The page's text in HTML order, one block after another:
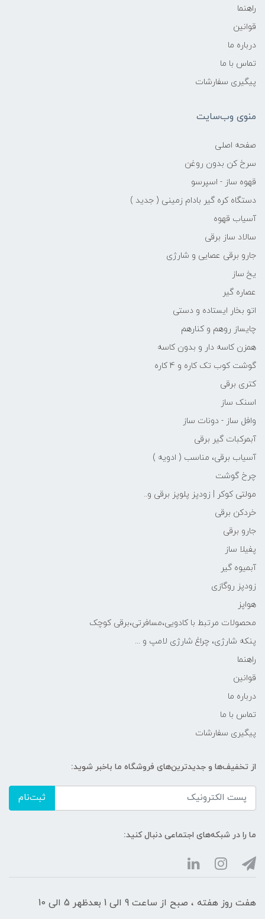
راهنما
قوانین
درباره ما
تماس با ما
پیگیری سفارشات
منوی وب‌سایت
صفحه اصلی
سرخ کن بدون روغن
قهوه ساز - اسپرسو
دستگاه کره گیر بادام زمینی ( جدید )
آسیاب قهوه
سالاد ساز برقی
جارو برقی عصایی و شارژی
یخ ساز
عصاره گیر
اتو بخار ایستاده و دستی
چایساز روهم و کنارهم
همزن کاسه دار و بدون کاسه
گوشت کوب تک کاره و 4 کاره
کتری برقی
اسنک ساز
وافل ساز - دونات ساز
آبمرکبات گیر برقی
آسیاب برقی، مناسب ( ادویه )
چرخ گوشت
مولتی کوکر | زودپز پلوپز برقی و..
خردکن برقی
جارو برقی
پفیلا ساز
آبمیوه گیر
زودپز روگازی
هواپز
محصولات مرتبط با کادویی،مسافرتی،برقی کوچک
پنکه شارژی، چراغ شارژی لامپ و ...
راهنما
قوانین
درباره ما
تماس با ما
پیگیری سفارشات
از تخفیف‌ها و جدیدترین‌های فروشگاه ما باخبر شوید:
ثبت‌نام
ما را در شبکه‌های اجتماعی دنبال کنید:
هفت روز هفته ، صبح از ساعت 9 الی 1 بعدظهر 5 الی 10